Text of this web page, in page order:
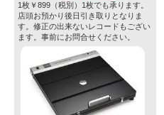
1枚￥899（税別）1枚でも承ります。
店頭お預かり後日引き取りとなりま
す。修正の出来ないレコードもござい
ます。事前にお問合せください。